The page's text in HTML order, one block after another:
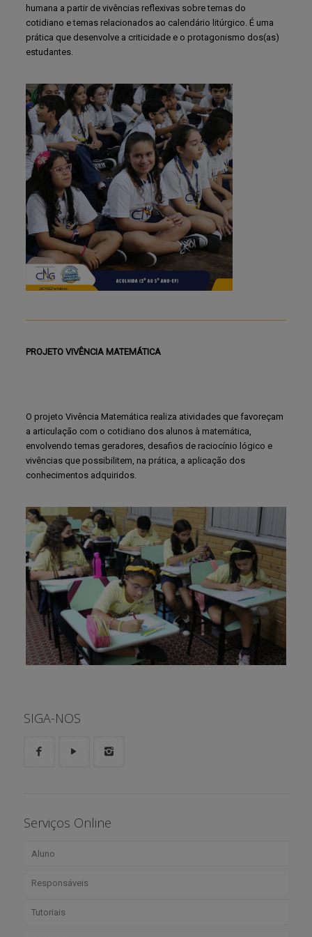
humana a partir de vivências reflexivas sobre temas do
cotidiano e temas relacionados ao calendário litúrgico. É uma
prática que desenvolve a criticidade e o protagonismo dos(as)
estudantes.
PROJETO VIVÊNCIA MATEMÁTICA
O projeto Vivência Matemática realiza atividades que favoreçam
a articulação com o cotidiano dos alunos à matemática,
envolvendo temas geradores, desafios de raciocínio lógico e
vivências que possibilitem, na prática, a aplicação dos
conhecimentos adquiridos.
SIGA-NOS
Serviços Online
Aluno
Boletim
Agenda
Responsáveis
Portal Web
Tutoriais